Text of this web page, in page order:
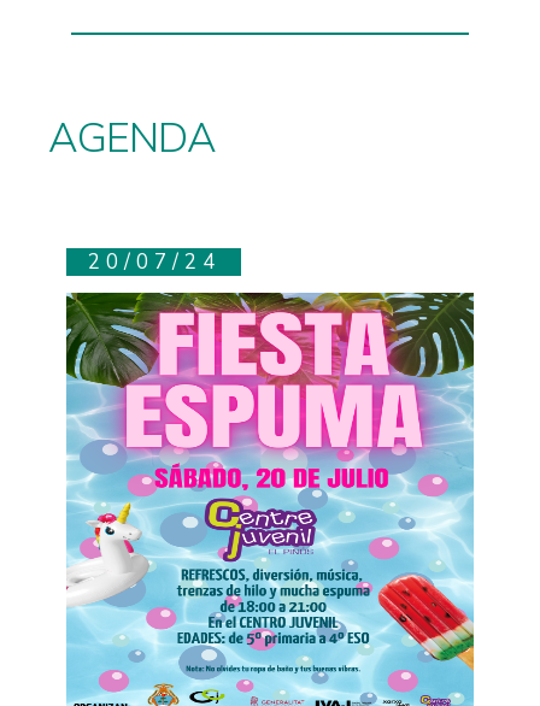
AGENDA
20/07/24